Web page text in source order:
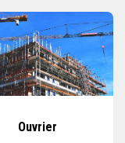
Ouvrier